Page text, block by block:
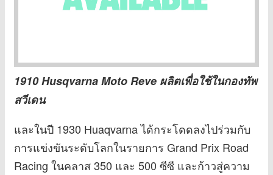
1910 Husqvarna Moto Reve ผลิตเพื่อใช้ในกองทัพ
สวีเดน
และในปี 1930 Huaqvarna ได้กระโดดลงไปร่วมกับ
การแข่งขันระดับโลกในรายการ Grand Prix Road
Racing ในคลาส 350 และ 500 ซีซี และก้าวสู่ความ